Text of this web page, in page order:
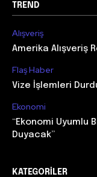
TREND
Alışveriş
Amerika Alışveriş
Flaş Haber
Vize İşlemleri
Ekonomi
“Ekonomi Uyumlu
Duyacak”
KATEGORILER